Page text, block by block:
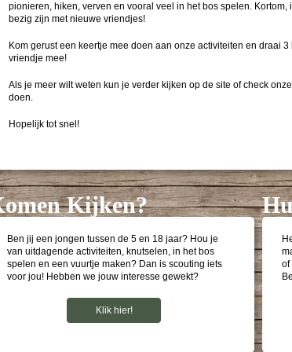
pionieren, hiken, verven en vooral veel in het bos spelen.
bezig zijn met nieuwe vriendjes!
Kom gerust een keertje mee doen aan onze activiteiten en draai
vriendje mee!
Als je meer wilt weten kun je verder kijken op de site of check onze
doen.
Hopelijk tot snel!
Kijken?
of
Ben jij een jongen tussen de 5 en 18 jaar? Hou je
van uitdagende activiteiten, knutselen, in het bos
spelen en een vuurtje maken? Dan is scouting iets
voor jou! Hebben we jouw interesse gewekt?
Klik hier!